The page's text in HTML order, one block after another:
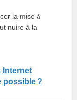
la mise à
nuire à la
Internet
possible ?